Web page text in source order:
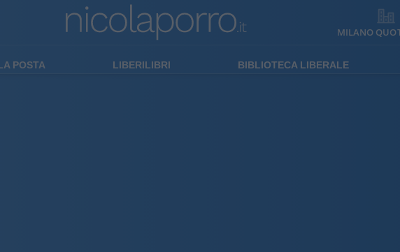
MILANO
POSTA LIBERILIBRI BIBLIOTECA LIBERALE